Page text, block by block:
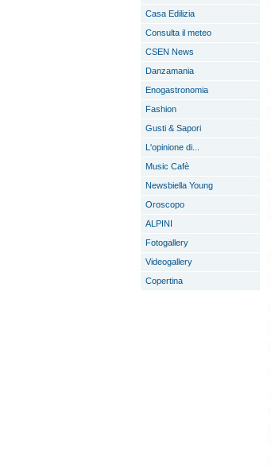
Casa Edilizia
Consulta il meteo
CSEN News
Danzamania
Enogastronomia
Fashion
Gusti & Sapori
L'opinione di...
Music Cafè
Newsbiella Young
Oroscopo
ALPINI
Fotogallery
Videogallery
Copertina